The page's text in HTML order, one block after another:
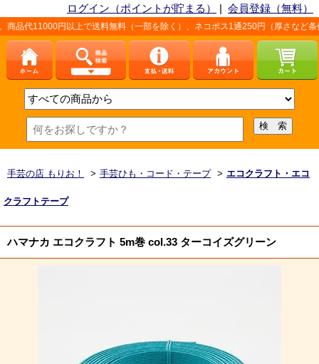
ログイン（ポイントが貯まる） | 会員登録（無料）
で送料無料（一部を除く）、ネコポス1通250円（厚さなど条件あり）。詳し
手芸の店 もりお！ > 手芸ひも・コード・テープ > エコクラフト・エコ
クラフトテープ
ハマナカ エコクラフト 5m巻 col.33 ターコイズグリーン